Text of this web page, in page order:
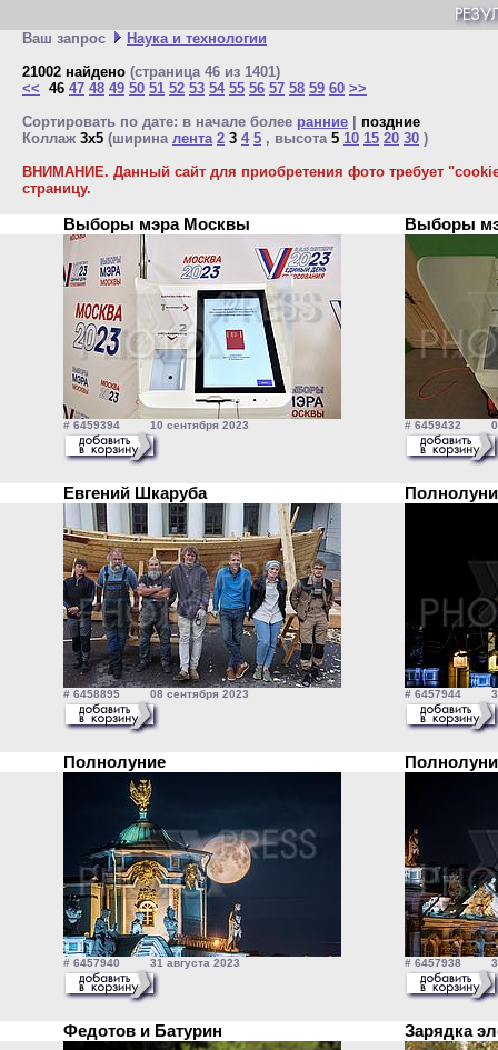
Ваш запрос
Наука и технологии
21002 найдено (страница 46 из 1401)
<< 46 47 48 49 50 51 52 53 54 55 56 57 58 59 60 >>
Сортировать по дате: в начале более ранние
поздние
Коллаж 3x5 (ширина лента 2 3 4 5 , высота 5 10 15 20 30 )
ВНИМАНИЕ. Данный сайт для приобретения фото требует
страницу.
Выборы мэра Москвы Выборы
# 6459394 10 сентября 2023 # 6459432 09
Евгений Шкаруба
# 6458895 08 сентября 2023 # 6457944 31
Полнолуние
# 6457940 31 августа 2023 # 6457938 31
Федотов и Батурин Зарядка